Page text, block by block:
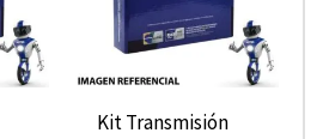
Kit Transmisión